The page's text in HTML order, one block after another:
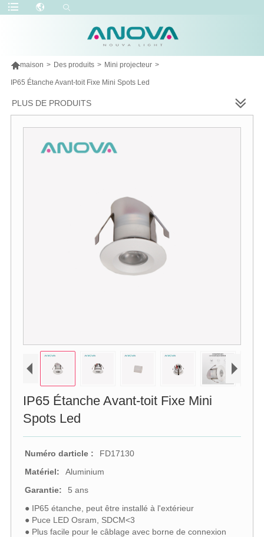
maison > Des produits > Mini projecteur >
IP65 Étanche Avant-toit Fixe Mini Spots Led
PLUS DE PRODUITS
IP65 Étanche Avant-toit Fixe Mini
Spots Led
Numéro darticle :
FD17130
Matériel:
Aluminium
Garantie:
5 ans
● IP65 étanche, peut être installé à l'extérieur
● Puce LED Osram, SDCM<3
● Plus facile pour le câblage avec borne de connexion